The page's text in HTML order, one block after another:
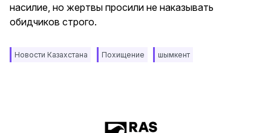
насилие, но жертвы просили не наказывать
обидчиков строго.
Новости Казахстана Похищение шымкент